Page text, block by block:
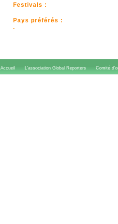
Festivals :
Pays préférés :
.
Accueil L'association Global Reporters Comité